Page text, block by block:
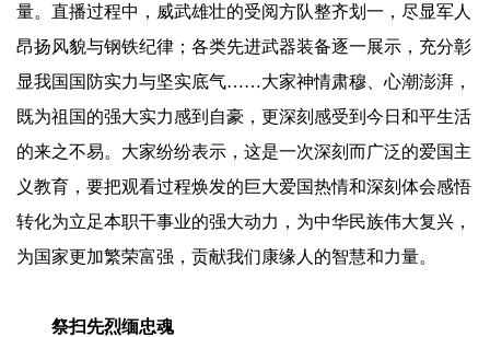
量。直播过程中，威武雄壮的受阅方队整齐划一，尽显军人
昂扬风貌与钢铁纪律；各类先进武器装备逐一展示，充分彰
显我国国防实力与坚实底气……大家神情肃穆、心潮澎湃，
既为祖国的强大实力感到自豪，更深刻感受到今日和平生活
的来之不易。大家纷纷表示，这是一次深刻而广泛的爱国主
义教育，要把观看过程焕发的巨大爱国热情和深刻体会感悟
转化为立足本职干事业的强大动力，为中华民族伟大复兴，
为国家更加繁荣富强，贡献我们康缘人的智慧和力量。
祭扫先烈缅忠魂